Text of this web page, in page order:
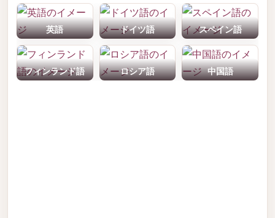
英語 ドイツ語 スペイン語
フィンランド語 ロシア語 中国語